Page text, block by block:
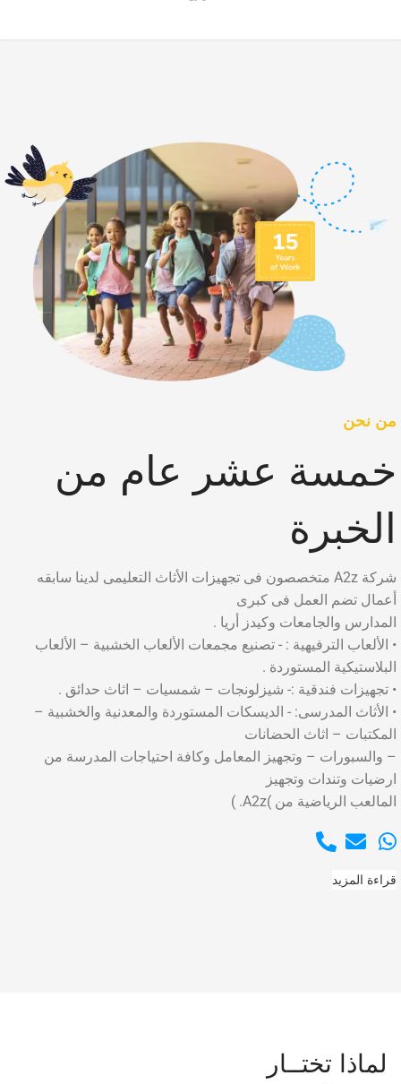
من نحن
خمسة عشر عام من
الخبرة
شركة A2z متخصصون فى تجهيزات الأثاث التعليمى لدينا سابقه
أعمال تضم العمل فى كبرى
المدارس والجامعات وكيدز أريا .
• الألعاب الترفيهية : - تصنيع مجمعات الألعاب الخشبية – الألعاب
البلاستيكية المستوردة .
• تجهيزات فندقية :- شيزلونجات – شمسيات – اثاث حدائق .
• الأثاث المدرسى: - الديسكات المستوردة والمعدنية والخشبية –
المكتبات – اثاث الحضانات
– والسبورات – وتجهيز المعامل وكافة احتياجات المدرسة من
ارضيات وتندات وتجهيز
المالعب الرياضية من )A2z. )
قراءة المزيد
لماذا تختــار